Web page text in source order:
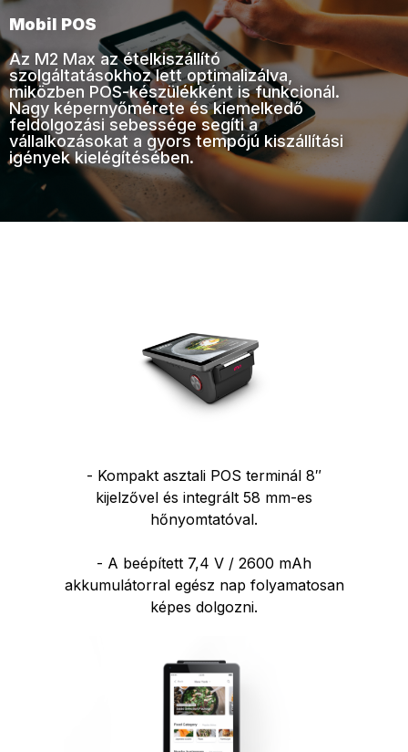
Mobil POS
Az M2 Max az ételkiszállító
szolgáltatásokhoz lett optimalizálva,
miközben POS-készülékként is funkcionál.
Nagy képernyőmérete és kiemelkedő
feldolgozási sebessége segíti a
vállalkozásokat a gyors tempójú kiszállítási
igények kielégítésében.
- Kompakt asztali POS terminál 8″
kijelzővel és integrált 58 mm-es
hőnyomtatóval.
- A beépített 7,4 V / 2600 mAh
akkumulátorral egész nap folyamatosan
képes dolgozni.